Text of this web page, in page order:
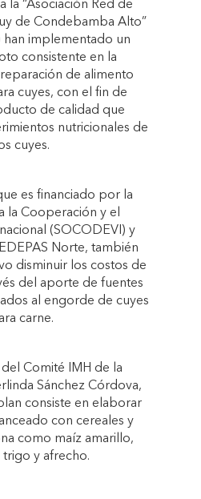
la “Asociación Red de
de Condebamba Alto”
implementado un
consistente en la
de alimento
cuyes, con el fin de
de calidad que
nutricionales de
cuyes.
es financiado por la
la Cooperación y el
(SOCODEVI) y
Norte, también
disminuir los costos de
del aporte de fuentes
al engorde de cuyes
carne.
Comité IMH de la
Sánchez Córdova,
consiste en elaborar
con cereales y
como maíz amarillo,
trigo y afrecho.